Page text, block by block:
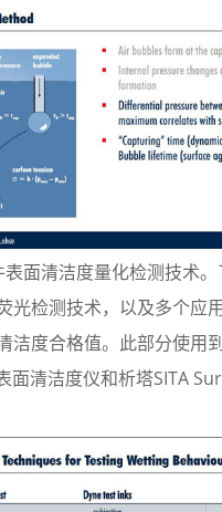
表面清洁度量化检测技术
光检测技术，以及多个应
洁度合格值。此部分使用
面清洁度仪和析塔SITA